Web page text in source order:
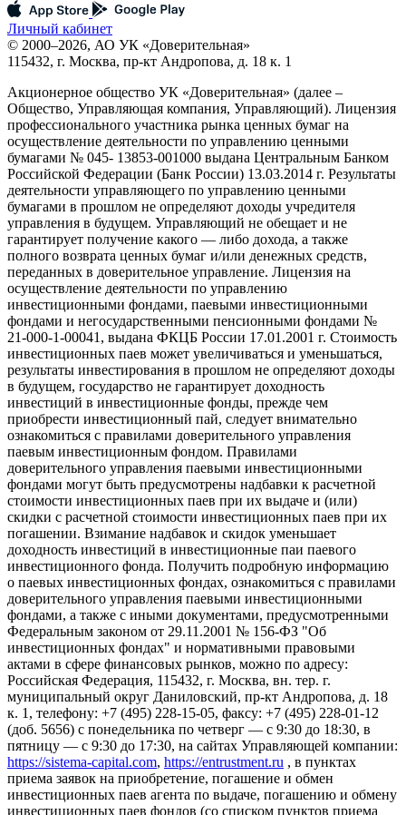
Личный кабинет
© 2000–2026, АО УК «Доверительная»
115432, г. Москва, пр-кт Андропова, д. 18 к. 1
Акционерное общество УК «Доверительная» (далее –
Общество, Управляющая компания, Управляющий). Лицензия
профессионального участника рынка ценных бумаг на
осуществление деятельности по управлению ценными
бумагами № 045- 13853-001000 выдана Центральным Банком
Российской Федерации (Банк России) 13.03.2014 г. Результаты
деятельности управляющего по управлению ценными
бумагами в прошлом не определяют доходы учредителя
управления в будущем. Управляющий не обещает и не
гарантирует получение какого — либо дохода, а также
полного возврата ценных бумаг и/или денежных средств,
переданных в доверительное управление. Лицензия на
осуществление деятельности по управлению
инвестиционными фондами, паевыми инвестиционными
фондами и негосударственными пенсионными фондами №
21-000-1-00041, выдана ФКЦБ России 17.01.2001 г. Стоимость
инвестиционных паев может увеличиваться и уменьшаться,
результаты инвестирования в прошлом не определяют доходы
в будущем, государство не гарантирует доходность
инвестиций в инвестиционные фонды, прежде чем
приобрести инвестиционный пай, следует внимательно
ознакомиться с правилами доверительного управления
паевым инвестиционным фондом. Правилами
доверительного управления паевыми инвестиционными
фондами могут быть предусмотрены надбавки к расчетной
стоимости инвестиционных паев при их выдаче и (или)
скидки с расчетной стоимости инвестиционных паев при их
погашении. Взимание надбавок и скидок уменьшает
доходность инвестиций в инвестиционные паи паевого
инвестиционного фонда. Получить подробную информацию
о паевых инвестиционных фондах, ознакомиться с правилами
доверительного управления паевыми инвестиционными
фондами, а также с иными документами, предусмотренными
Федеральным законом от 29.11.2001 № 156-ФЗ "Об
инвестиционных фондах" и нормативными правовыми
актами в сфере финансовых рынков, можно по адресу:
Российская Федерация, 115432, г. Москва, вн. тер. г.
муниципальный округ Даниловский, пр-кт Андропова, д. 18
к. 1, телефону: +7 (495) 228-15-05, факсу: +7 (495) 228-01-12
(доб. 5656) с понедельника по четверг — c 9:30 до 18:30, в
пятницу — с 9:30 до 17:30, на сайтах Управляющей компании:
https://sistema-capital.com, https://entrustment.ru , в пунктах
приема заявок на приобретение, погашение и обмен
инвестиционных паев агента по выдаче, погашению и обмену
инвестиционных паев фондов (со списком пунктов приема